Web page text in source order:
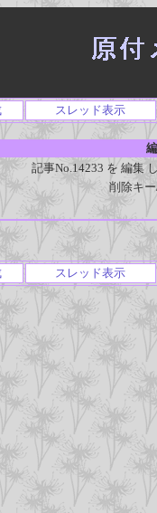
スレッド表示
記事No.14233 を 編集
削除キ
スレッド表示